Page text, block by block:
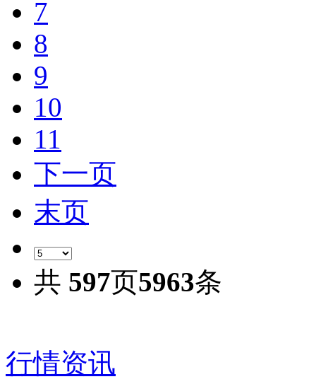
7
8
9
10
11
下一页
末页
共 597页5963条
行情资讯